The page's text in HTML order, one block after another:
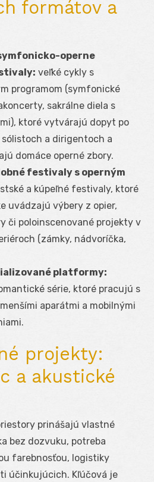
formátov a
operne
veľké cykly s
programom (symfonické
sakrálne diela s
ktoré vytvárajú dopyt po
a dirigentoch a
domáce operné zbory.
festivaly s operným
a kúpeľné festivaly, ktoré
uvádzajú výbery z opier,
či poloinscenované projekty v
(zámky, nádvoríčka,
platformy:
série, ktoré pracujú s
aparátmi a mobilnými
projekty:
a akustické
prinášajú vlastné
bez dozvuku, potreba
farebnosťou, logistiky
účinkujúcich. Kľúčová je